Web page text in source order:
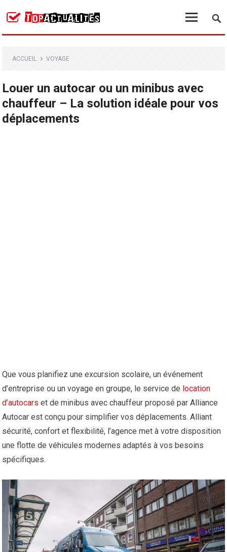
ACCUEIL VOYAGE
Louer un autocar ou un minibus avec
chauffeur – La solution idéale pour vos
déplacements
Que vous planifiez une excursion scolaire, un événement
d’entreprise ou un voyage en groupe, le service de location
d’autocars et de minibus avec chauffeur proposé par Alliance
Autocar est conçu pour simplifier vos déplacements. Alliant
sécurité, confort et flexibilité, l’agence met à votre disposition
une flotte de véhicules modernes adaptés à vos besoins
spécifiques.